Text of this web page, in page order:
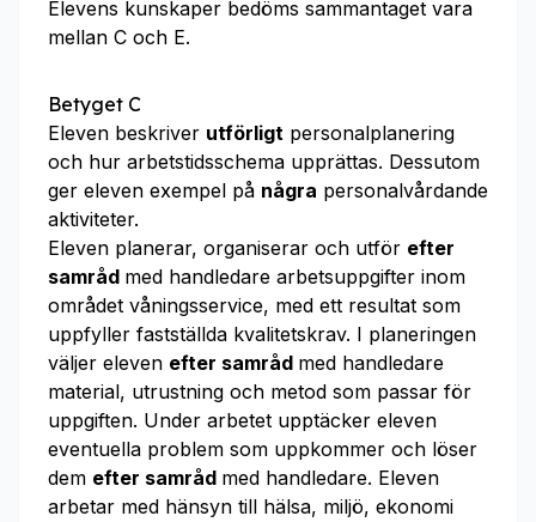
Elevens kunskaper bedöms sammantaget vara
mellan C och E.
Betyget C
Eleven beskriver utförligt personalplanering
och hur arbetstidsschema upprättas. Dessutom
ger eleven exempel på några personalvårdande
aktiviteter.
Eleven planerar, organiserar och utför efter
samråd med handledare arbetsuppgifter inom
området våningsservice, med ett resultat som
uppfyller fastställda kvalitetskrav. I planeringen
väljer eleven efter samråd med handledare
material, utrustning och metod som passar för
uppgiften. Under arbetet upptäcker eleven
eventuella problem som uppkommer och löser
dem efter samråd med handledare. Eleven
arbetar med hänsyn till hälsa, miljö, ekonomi